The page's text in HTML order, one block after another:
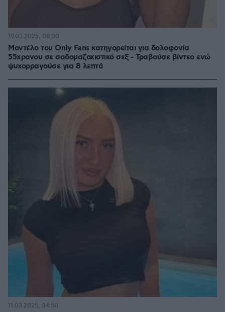
Μοντέλο του Only Fans κατηγορείται για δολοφονία
55χρονου σε σαδομαζοχιστικό σεξ - Τραβούσε βίντεο ενώ
ψυχορραγούσε για 8 λεπτά
19.03.2025, 08:30
11.03.2025, 04:50